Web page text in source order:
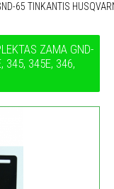
65 TINKANTIS
ZAMA GND-
345, 345E, 346,